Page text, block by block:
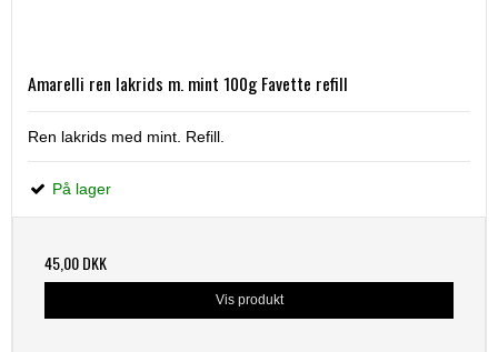
Amarelli ren lakrids m. mint 100g Favette refill
Ren lakrids med mint. Refill.
På lager
45,00 DKK
Vis produkt